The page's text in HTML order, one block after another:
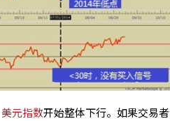
美元指数开始整体下行。如果交易